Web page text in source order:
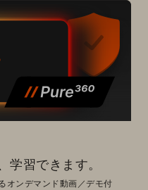
学習できます。
オンデマンド動画／デモ付